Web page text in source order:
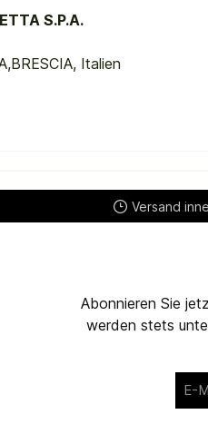
S.P.A.
Italien
Versand
Abonnieren Sie
werden stets